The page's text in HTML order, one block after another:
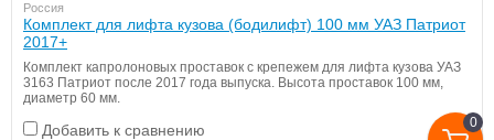
0
Россия
Комплект для лифта кузова (бодилифт) 100 мм УАЗ Патриот
2017+
Комплект капролоновых проставок с крепежем для лифта кузова УАЗ
3163 Патриот после 2017 года выпуска. Высота проставок 100 мм,
диаметр 60 мм.
Добавить к сравнению